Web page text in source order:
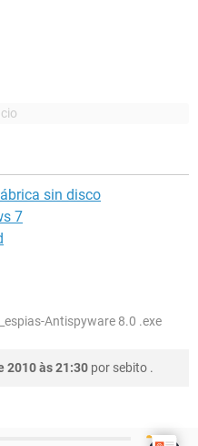
sin disco
7
Antispyware 8.0 .exe
2010 às 21:30 por sebito .